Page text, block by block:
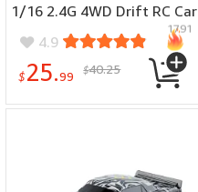
1/16 2.4G 4WD Drift RC Car
LED Light High Speed On
Road Racing Vehicles
Models Remote Control
4.9
$25.99 $40.25
1791